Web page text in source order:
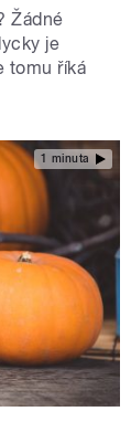
Žádné
je
tomu říká
1 minuta